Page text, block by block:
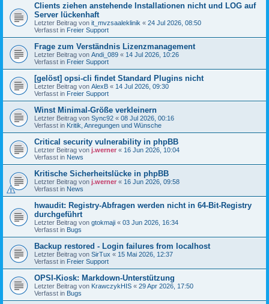
Clients ziehen anstehende Installationen nicht und LOG auf
Server lückenhaft
Letzter Beitrag von it_mvzsaaleklinik « 24 Jul 2026, 08:50
Verfasst in Freier Support
Frage zum Verständnis Lizenzmanagement
Letzter Beitrag von Andi_089 « 14 Jul 2026, 10:26
Verfasst in Freier Support
[gelöst] opsi-cli findet Standard Plugins nicht
Letzter Beitrag von AlexB « 14 Jul 2026, 09:30
Verfasst in Freier Support
Winst Minimal-Größe verkleinern
Letzter Beitrag von Sync92 « 08 Jul 2026, 00:16
Verfasst in Kritik, Anregungen und Wünsche
Critical security vulnerability in phpBB
Letzter Beitrag von j.werner « 16 Jun 2026, 10:04
Verfasst in News
Kritische Sicherheitslücke in phpBB
Letzter Beitrag von j.werner « 16 Jun 2026, 09:58
Verfasst in News
hwaudit: Registry-Abfragen werden nicht in 64-Bit-Registry
durchgeführt
Letzter Beitrag von gtokmaji « 03 Jun 2026, 16:34
Verfasst in Bugs
Backup restored - Login failures from localhost
Letzter Beitrag von SirTux « 15 Mai 2026, 12:37
Verfasst in Freier Support
OPSI-Kiosk: Markdown-Unterstützung
Letzter Beitrag von KrawczykHIS « 29 Apr 2026, 17:50
Verfasst in Bugs